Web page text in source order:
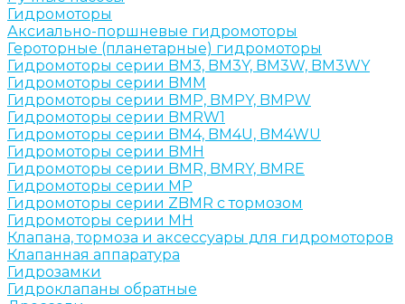
Гидромоторы
Аксиально-поршневые гидромоторы
Героторные (планетарные) гидромоторы
Гидромоторы серии BM3, BM3Y, BM3W, BM3WY
Гидромоторы серии BMM
Гидромоторы серии BMP, BMPY, BMPW
Гидромоторы серии BMRW1
Гидромоторы серии BМ4, BM4U, BМ4WU
Гидромоторы серии BМH
Гидромоторы серии BМR, BMRY, BМRE
Гидромоторы серии MP
Гидромоторы серии ZBMR с тормозом
Гидромоторы серии МH
Клапана, тормоза и аксессуары для гидромоторов
Клапанная аппаратура
Гидрозамки
Гидроклапаны обратные